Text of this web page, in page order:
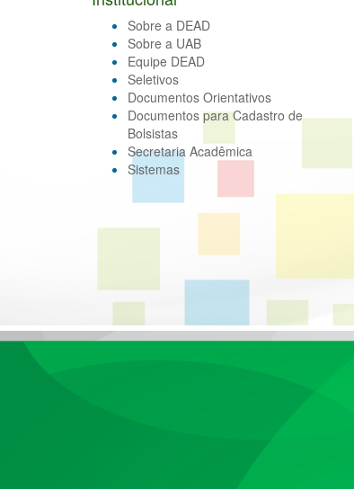
Sobre a DEAD
Sobre a UAB
Equipe DEAD
Seletivos
Documentos Orientativos
Documentos para Cadastro de
Bolsistas
Secretaria Acadêmica
Sistemas